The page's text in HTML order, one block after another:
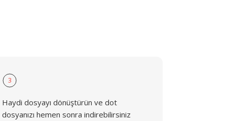
3
Haydi dosyayı dönüştürün ve dot
dosyanızı hemen sonra indirebilirsiniz